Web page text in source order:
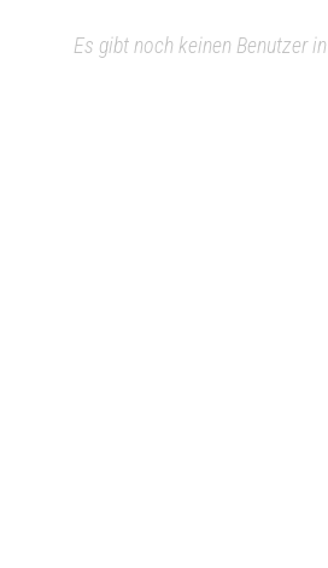
Es gibt noch keinen Benutzer